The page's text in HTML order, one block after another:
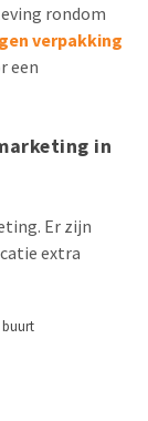
rondom
verpakking
een
in
Er zijn
extra
buurt